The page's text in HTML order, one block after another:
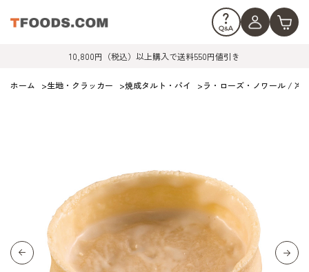
10,800円（税込）以上購入で送料550円値引き
ホーム >生地・クラッカー >焼成タルト・パイ >ラ・ローズ・ノワール / 冷